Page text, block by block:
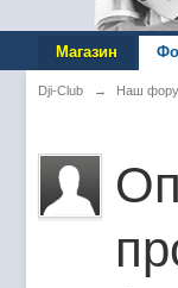
Магазин
Dji-Club → Наш